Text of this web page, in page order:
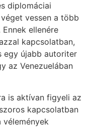
diplomáciai
vessen a több
ellenére
kapcsolatban,
egy újabb autoriter
az Venezuelában
is aktívan figyeli az
kapcsolatban
vélemények